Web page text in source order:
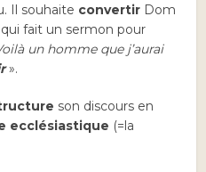
Il souhaite convertir Dom
fait un sermon pour
un homme que j’aurai
».
son discours en
ecclésiastique (=la